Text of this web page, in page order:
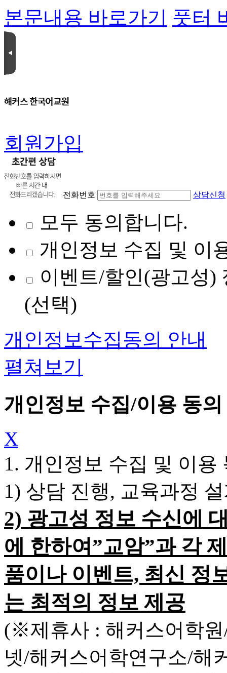
본문내용 바로가기 풋터
회원가입
전화번호 상담신청
모두 동의합니다.
개인정보 수집 및 이
이벤트/할인(광고성)
(선택)
개인정보수집동의 안내
펼쳐보기
개인정보 수집/이용 동
X
1. 개인정보 수집 및 이용
1) 상담 진행, 교육과정
2) 광고성 정보 수신에
에 한하여”교암”과 각
품이나 이벤트, 최신 정
는 최적의 정보 제공
(※제휴사 : 해커스어학
넷/해커스어학연구소/해